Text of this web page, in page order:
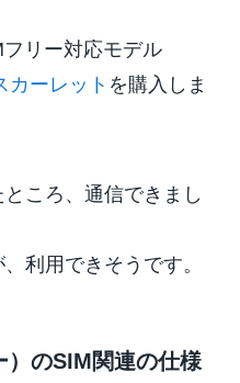
リー対応モデル
カーレット を購入しま
ころ、通信できまし
利用できそうです。
のSIM関連の仕様